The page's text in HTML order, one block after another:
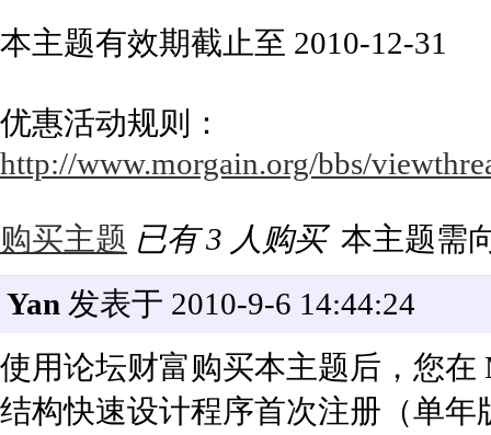
本主题有效期截止至 2010-12-31
优惠活动规则：
http://www.morgain.org/bbs/
购买主题 已有 3 人购买 本主题需
Yan 发表于 2010-9-6 14:44:24
使用论坛财富购买本主题后，您在
结构快速设计程序首次注册（单